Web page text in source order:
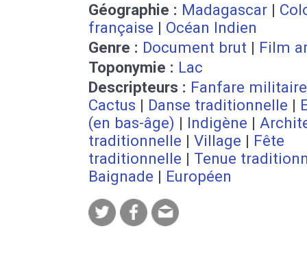
Géographie : Madagascar |
française | Océan Indien
Genre : Document brut | Film
Toponymie : Lac
Descripteurs : Fanfare militaire
Cactus | Danse traditionnelle |
(en bas-âge) | Indigène |
traditionnelle | Village | Fête
traditionnelle | Tenue
Baignade | Européen